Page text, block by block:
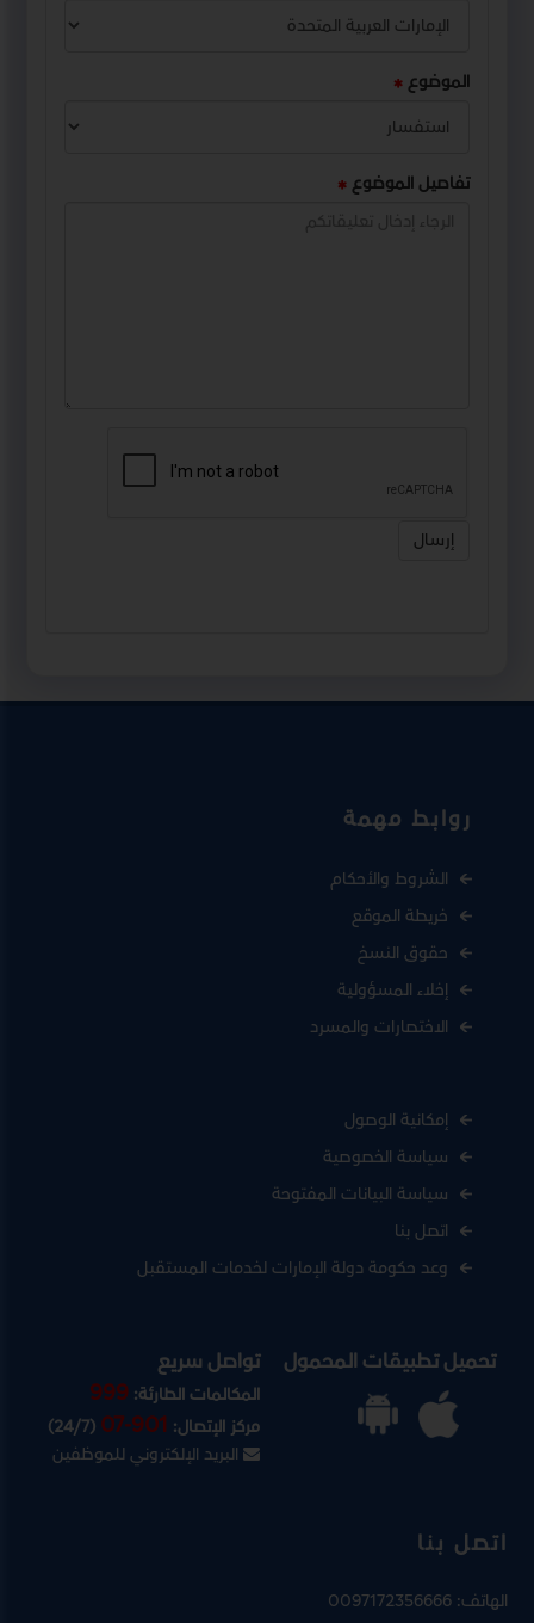
الموضوع
تفاصيل الموضوع
إرسال
روابط مهمة
الشروط والأحكام
خريطة الموقع
حقوق النسخ
إخلاء المسؤولية
الاختصارات والمسرد
إمكانية الوصول
سياسة الخصوصية
سياسة البيانات المفتوحة
اتصل بنا
وعد حكومة دولة الإمارات لخدمات المستقبل
تحميل تطبيقات المحمول تواصل سريع
المكالمات الطارئة:999
مركز الإتصال:07-901
(24/7)
البريد الإلكتروني للموظفين
اتصل بنا
الهاتف:0097172356666